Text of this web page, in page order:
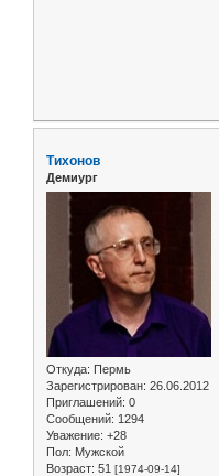
Тихонов
Демиург
Откуда: Пермь
Зарегистрирован: 26.06.2012
Приглашений: 0
Сообщений: 1294
Уважение: +28
Пол: Мужской
Возраст: 51 [1974-09-14]